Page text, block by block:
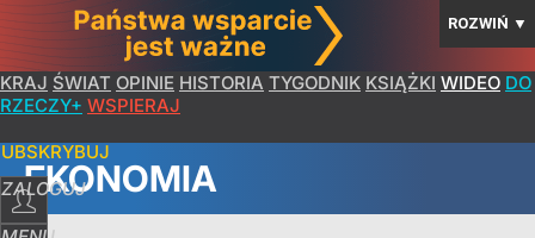
ROZWIŃ ▼
KRAJ ŚWIAT OPINIE HISTORIA TYGODNIK KSIĄŻKI WIDEO DO
RZECZY+ WSPIERAJ
ZALOGUJ
EKONOMIA